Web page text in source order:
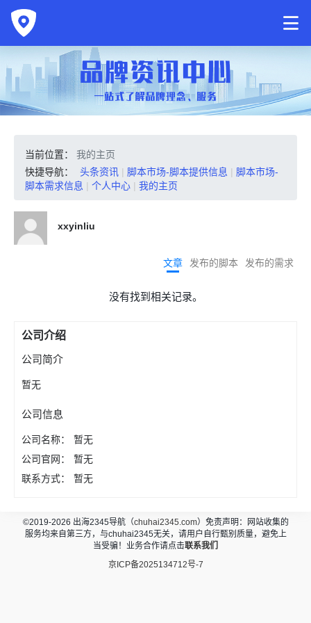
当前位置： 我的主页
快捷导航：
头条资讯 | 脚本市场-脚本提供信息 | 脚本市场-
脚本需求信息 | 个人中心 | 我的主页
xxyinliu
文章 发布的脚本 发布的需求
没有找到相关记录。
公司介绍
公司简介
暂无
公司信息
公司名称：
暂无
公司官网：
暂无
联系方式：
暂无
©2019-2026 出海2345导航（chuhai2345.com）免责声明：网站收集的
服务均来自第三方，与chuhai2345无关，请用户自行甄别质量，避免上
当受骗！业务合作请点击联系我们
京ICP备2025134712号-7